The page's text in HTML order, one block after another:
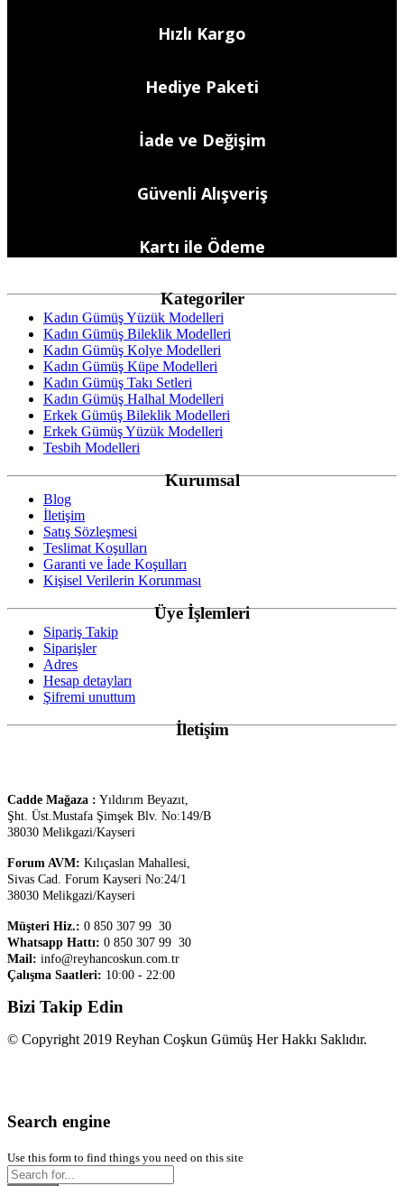
Hızlı Kargo
Hediye Paketi
İade ve Değişim
Güvenli Alışveriş
Kartı ile Ödeme
Kategoriler
Kadın Gümüş Yüzük Modelleri
Kadın Gümüş Bileklik Modelleri
Kadın Gümüş Kolye Modelleri
Kadın Gümüş Küpe Modelleri
Kadın Gümüş Takı Setleri
Kadın Gümüş Halhal Modelleri
Erkek Gümüş Bileklik Modelleri
Erkek Gümüş Yüzük Modelleri
Tesbih Modelleri
Kurumsal
Blog
İletişim
Satış Sözleşmesi
Teslimat Koşulları
Garanti ve İade Koşulları
Kişisel Verilerin Korunması
Üye İşlemleri
Sipariş Takip
Siparişler
Adres
Hesap detayları
Şifremi unuttum
İletişim
Cadde Mağaza : Yıldırım Beyazıt,
Şht. Üst.Mustafa Şimşek Blv. No:149/B
38030 Melikgazi/Kayseri
Forum AVM: Kılıçaslan Mahallesi,
Sivas Cad. Forum Kayseri No:24/1
38030 Melikgazi/Kayseri
Müşteri Hiz.: 0 850 307 99 30
Whatsapp Hattı: 0 850 307 99 30
Mail: info@reyhancoskun.com.tr
Çalışma Saatleri: 10:00 - 22:00
Bizi Takip Edin
© Copyright 2019 Reyhan Coşkun Gümüş Her Hakkı Saklıdır.
Search engine
Use this form to find things you need on this site